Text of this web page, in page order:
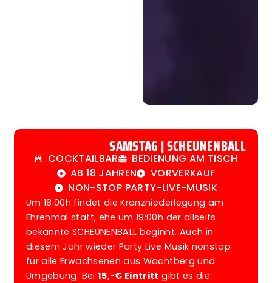
SAMSTAG | SCHEUNENBALL
COCKTAILBAR
BEDIENUNG AM TISCH
AB 18 JAHREN
VORVERKAUF
NON-STOP PARTY-LIVE-MUSIK
Um 18:00h findet die Kranzniederlegung am
Ehrenmal statt, ehe um 19:00h der allseits
bekannte SCHEUNENBALL beginnt. Auch in
diesem Jahr wieder Party Live Musik nonstop
für alle Erwachsenen aus Wachtberg und
Umgebung. Bei 15,-€ Eintritt gibt es die